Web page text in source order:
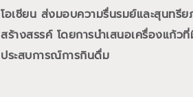
โอเชียน ส่งมอบความรื่นรมย์และสุนทรี
สร้างสรรค์ โดยการนำเสนอเครื่องแก้
ประสบการณ์การกินดื่ม